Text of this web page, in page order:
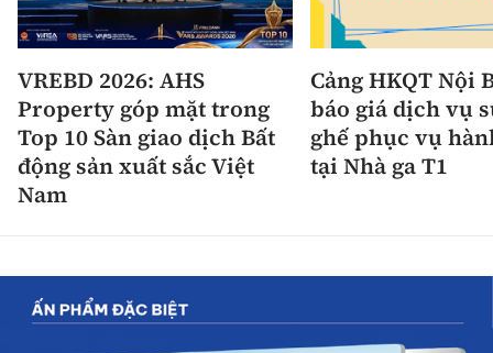
VREBD 2026: AHS
Property góp mặt trong
Top 10 Sàn giao dịch Bất
động sản xuất sắc Việt
Nam
Cảng HKQT Nội
báo giá dịch vụ
ghế phục vụ
tại Nhà ga T1